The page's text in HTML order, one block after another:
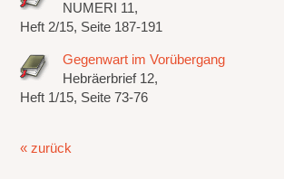
NUMERI 11,
Heft 2/15, Seite 187-191
Gegenwart im Vorübergang
Hebräerbrief 12,
Heft 1/15, Seite 73-76
« zurück